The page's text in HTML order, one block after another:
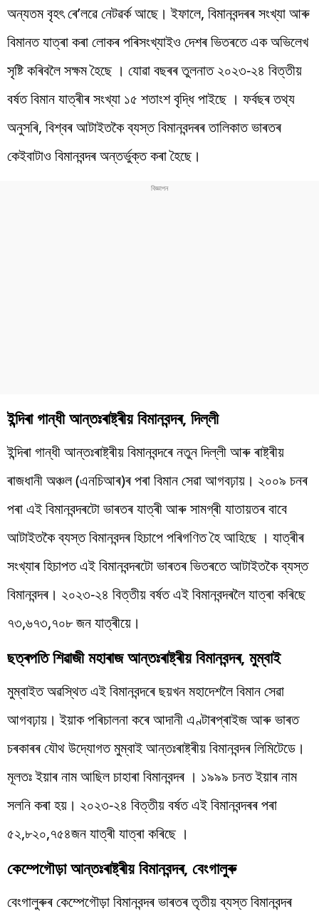
অন্যতম বৃহৎ ৰে’লৱে নেটৱৰ্ক আছে। ইফালে, বিমানবন্দৰৰ সংখ্যা আৰু
বিমানত যাত্ৰা কৰা লোকৰ পৰিসংখ্যাইও দেশৰ ভিতৰতে এক অভিলেখ
সৃষ্টি কৰিবলৈ সক্ষম হৈছে । যোৱা বছৰৰ তুলনাত ২০২৩-২৪ বিত্তীয়
বৰ্ষত বিমান যাত্ৰীৰ সংখ্যা ১৫ শতাংশ বৃদ্ধি পাইছে । ফৰ্বছৰ তথ্য
অনুসৰি, বিশ্বৰ আটাইতকৈ ব্যস্ত বিমানবন্দৰৰ তালিকাত ভাৰতৰ
কেইবাটাও বিমানবন্দৰ অন্তৰ্ভুক্ত কৰা হৈছে।
ইন্দিৰা গান্ধী আন্তঃৰাষ্ট্ৰীয় বিমানবন্দৰ, দিল্লী
ইন্দিৰা গান্ধী আন্তঃৰাষ্ট্ৰীয় বিমানবন্দৰে নতুন দিল্লী আৰু ৰাষ্ট্ৰীয়
ৰাজধানী অঞ্চল (এনচিআৰ)ৰ পৰা বিমান সেৱা আগবঢ়ায়। ২০০৯ চনৰ
পৰা এই বিমানবন্দৰটো ভাৰতৰ যাত্ৰী আৰু সামগ্ৰী যাতায়তৰ বাবে
আটাইতকৈ ব্যস্ত বিমানবন্দৰ হিচাপে পৰিগণিত হৈ আহিছে । যাত্ৰীৰ
সংখ্যাৰ হিচাপত এই বিমানবন্দৰটো ভাৰতৰ ভিতৰতে আটাইতকৈ ব্যস্ত
বিমানবন্দৰ। ২০২৩-২৪ বিত্তীয় বৰ্ষত এই বিমানবন্দৰলৈ যাত্ৰা কৰিছে
৭৩,৬৭৩,৭০৮ জন যাত্ৰীয়ে।
ছত্ৰপতি শিৱাজী মহাৰাজ আন্তঃৰাষ্ট্ৰীয় বিমানবন্দৰ, মুম্বাই
মুম্বাইত অৱস্থিত এই বিমানবন্দৰে ছয়খন মহাদেশলৈ বিমান সেৱা
আগবঢ়ায়। ইয়াক পৰিচালনা কৰে আদানী এণ্টাৰপ্ৰাইজ আৰু ভাৰত
চৰকাৰৰ যৌথ উদ্যোগত মুম্বাই আন্তঃৰাষ্ট্ৰীয় বিমানবন্দৰ লিমিটেডে।
মূলতঃ ইয়াৰ নাম আছিল চাহাৰা বিমানবন্দৰ । ১৯৯৯ চনত ইয়াৰ নাম
সলনি কৰা হয়। ২০২৩-২৪ বিত্তীয় বৰ্ষত এই বিমানবন্দৰৰ পৰা
৫২,৮২০,৭৫৪জন যাত্ৰী যাত্ৰা কৰিছে ।
কেম্পেগৌড়া আন্তঃৰাষ্ট্ৰীয় বিমানবন্দৰ, বেংগালুৰু
বেংগালুৰুৰ কেম্পেগৌড়া বিমানবন্দৰ ভাৰতৰ তৃতীয় ব্যস্ত বিমানবন্দৰ